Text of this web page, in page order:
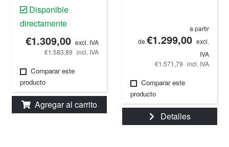
Disponible
directamente
€1.309,00 excl. IVA
€1.583,89 incl. IVA
Comparar este
producto
Agregar al carrito
a partir
de €1.299,00 excl.
IVA
€1.571,79 incl. IVA
Comparar este
producto
Detalles